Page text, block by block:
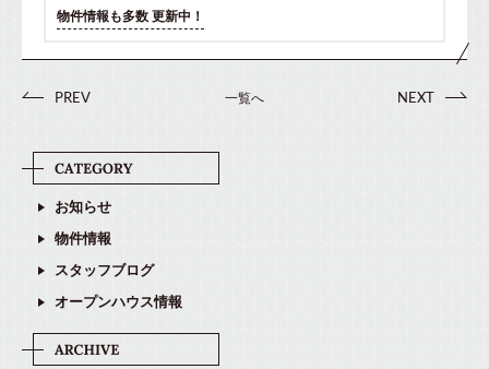
物件情報も多数 更新中！
PREV 一覧へ NEXT
お知らせ
物件情報
スタッフブログ
オープンハウス情報